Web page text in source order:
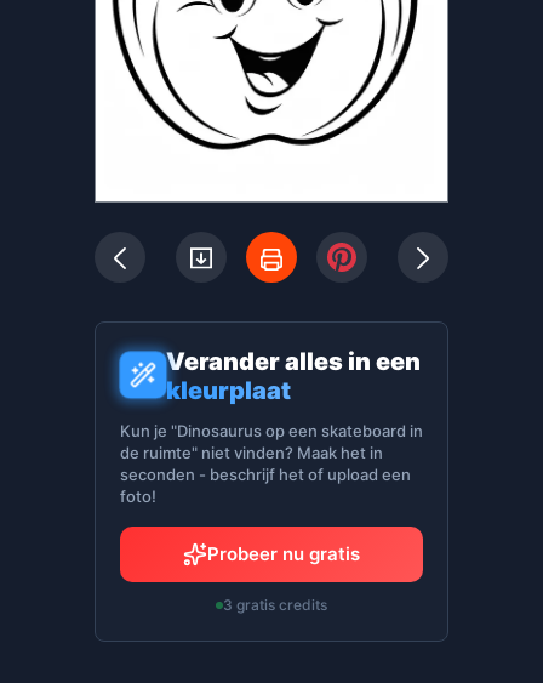
Verander alles in een
kleurplaat
Kun je "Dinosaurus op een skateboard in
de ruimte" niet vinden? Maak het in
seconden - beschrijf het of upload een
foto!
Probeer nu gratis
3 gratis credits